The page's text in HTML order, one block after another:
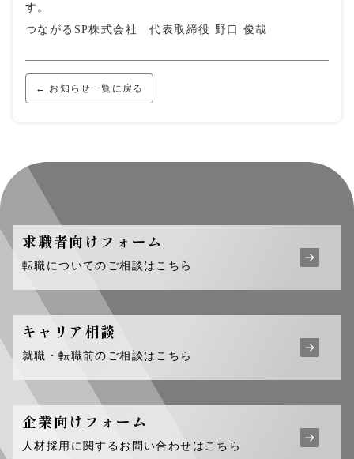
す。
つながるSP株式会社 代表取締役 野口 俊哉
← お知らせ一覧に戻る
求職者向けフォーム
転職についてのご相談はこちら
キャリア相談
就職・転職前のご相談はこちら
企業向けフォーム
人材採用に関するお問い合わせはこちら